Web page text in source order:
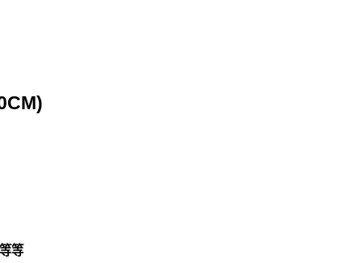
等